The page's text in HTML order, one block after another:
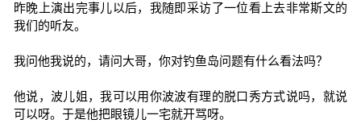
昨晚上演出完事儿以后，我随即采访了一位看上去非常斯文的
我们的听友。
我问他我说的，请问大哥，你对钓鱼岛问题有什么看法吗？
他说，波儿姐，我可以用你波波有理的脱口秀方式说吗，就说
可以呀。于是他把眼镜儿一宅就开骂呀。